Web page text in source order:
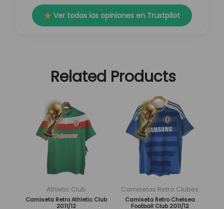
Ver todas las opiniones en Trustpilot
Related Products
Athletic Club
Camiseta Retro Athletic Club
2011/12
El
precio
original
era:
89,95 €.
es:
producto
tiene
múltiples
variantes.
Las
opciones
se
pueden
Camisetas Retro Clubes
Camiseta Retro Chelsea
Football Club 2011/12
El
precio
original
era:
89,95 €.
actual
es:
Este
producto
tiene
múltiples
variantes.
Las
opciones
se
pueden